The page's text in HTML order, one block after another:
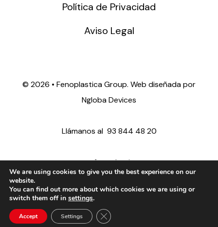
Política de Privacidad
Aviso Legal
© 2026 • Fenoplastica Group. Web diseñada por
Ngloba Devices
Llámanos al 93 844 48 20
ventas@fenoplastica.com
export@fenoplastica.com
We are using cookies to give you the best experience on our
website.
You can find out more about which cookies we are using or
switch them off in settings.
Accept Settings Close GDPR Cookie Banner